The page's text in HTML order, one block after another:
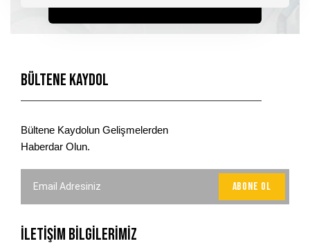
Bültene Kaydol
Bültene Kaydolun Gelişmelerden
Haberdar Olun.
İLETİŞİM BİLGİLERİMİZ